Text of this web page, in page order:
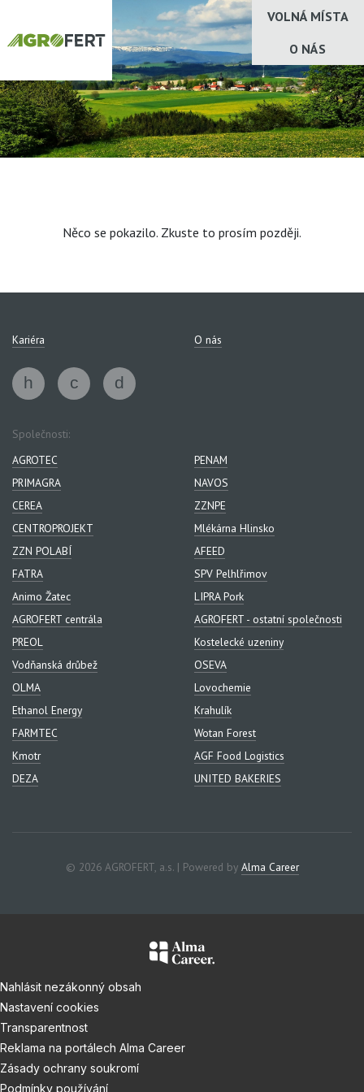
VOLNÁ MÍSTA
O NÁS
Něco se pokazilo. Zkuste to prosím později.
Kariéra O nás
Společnosti:
AGROTEC
PENAM
PRIMAGRA
NAVOS
CEREA
ZZNPE
CENTROPROJEKT
Mlékárna Hlinsko
ZZN POLABÍ
AFEED
FATRA
SPV Pelhlřimov
Animo Žatec
LIPRA Pork
AGROFERT centrála
AGROFERT - ostatní společnosti
PREOL
Kostelecké uzeniny
Vodňanská drůbež
OSEVA
OLMA
Lovochemie
Ethanol Energy
Krahulík
FARMTEC
Wotan Forest
Kmotr
AGF Food Logistics
DEZA
UNITED BAKERIES
© 2026 AGROFERT, a.s. | Powered by Alma Career
Nahlásit nezákonný obsah
Nastavení cookies
Transparentnost
Reklama na portálech Alma Career
Zásady ochrany soukromí
Podmínky používání